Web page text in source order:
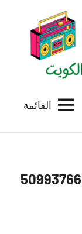
القائمة
شركات نقل عفش الشاليهات 50993766